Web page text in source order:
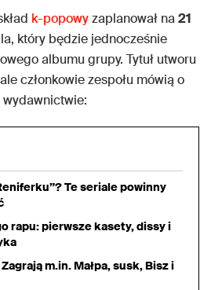
k-popowyzaplanował na21
który będzie jednocześnie
albumu grupy. Tytuł utworu
członkowie zespołu mówią o
Te seriale powinny
rapu: pierwsze kasety, dissy i
m.in. Małpa, susk, Bisz i